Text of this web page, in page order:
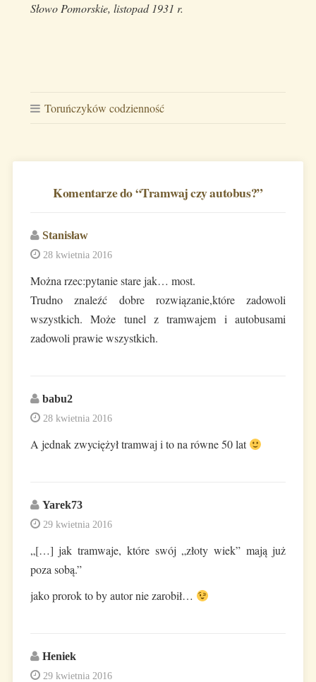
Słowo Pomorskie, listopad 1931 r.
Toruńczyków codzienność
Komentarze do “Tramwaj czy autobus?”
Stanisław
28 kwietnia 2016
Można rzec:pytanie stare jak… most.
Trudno znaleźć dobre rozwiązanie,które zadowoli
wszystkich. Może tunel z tramwajem i autobusami
zadowoli prawie wszystkich.
babu2
28 kwietnia 2016
A jednak zwyciężył tramwaj i to na równe 50 lat
Yarek73
29 kwietnia 2016
„[…] jak tramwaje, które swój „złoty wiek” mają już
poza sobą.”
jako prorok to by autor nie zarobił…
Heniek
29 kwietnia 2016